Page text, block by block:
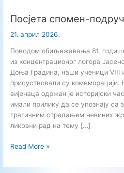
Посјета спомен-
21. април 2026.
Поводом обиљежавања 81.
из концентрационог логора
Доња Градина, наши ученици VIII
присуствовали су комеморацији.
вијенаца одржан је историјски
имали прилику да се упознају са
трагичним страдањем невиних
ликовни рад на тему […]
Посјета
подручју
Read More »